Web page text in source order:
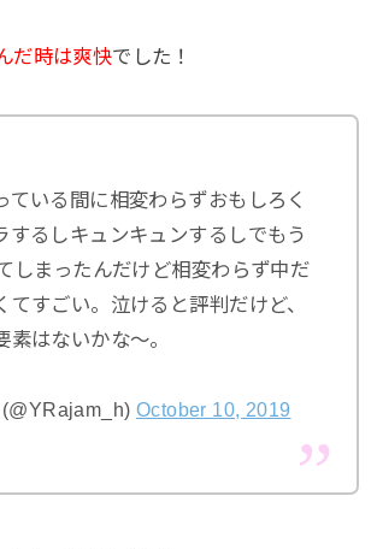
だ時は爽快でした！
ている間に相変わらずおもしろく
するしキュンキュンするしでもう
しまったんだけど相変わらず中だ
てすごい。泣けると評判だけど、
素はないかな〜。
October 10, 2019